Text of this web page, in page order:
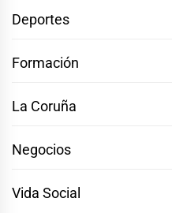
Deportes
Formación
La Coruña
Negocios
Vida Social